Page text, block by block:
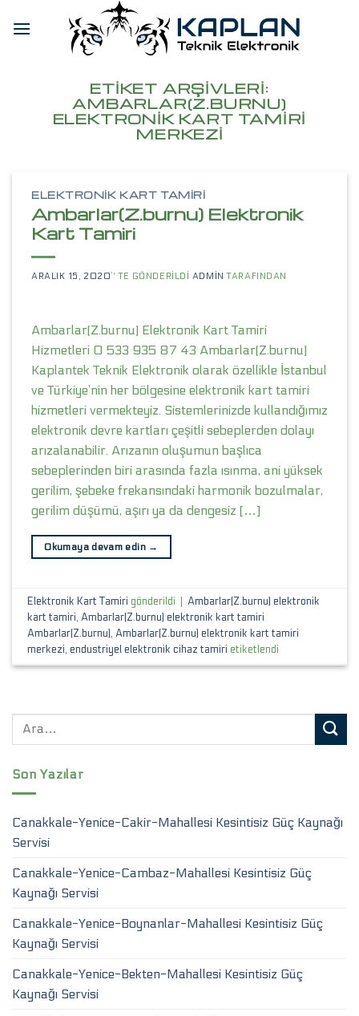
ETIKET ARŞIVLERI:
AMBARLAR(Z.BURNU)
ELEKTRONIK KART TAMIRI
MERKEZI
ELEKTRONIK KART TAMIRI
Ambarlar(Z.burnu) Elektronik
Kart Tamiri
ARALIK 15, 2020’' TE GÖNDERILDI ADMIN TARAFINDAN
Ambarlar(Z.burnu) Elektronik Kart Tamiri
Hizmetleri 0 533 935 87 43 Ambarlar(Z.burnu)
Kaplantek Teknik Elektronik olarak özellikle İstanbul
ve Türkiye’nin her bölgesine elektronik kart tamiri
hizmetleri vermekteyiz. Sistemlerinizde kullandığımız
elektronik devre kartları çeşitli sebeplerden dolayı
arızalanabilir. Arızanın oluşumun başlıca
sebeplerinden biri arasında fazla ısınma, ani yüksek
gerilim, şebeke frekansındaki harmonik bozulmalar,
gerilim düşümü, aşırı ya da dengesiz […]
Okumaya devam edin →
Elektronik Kart Tamiri gönderildi
Ambarlar(Z.burnu) elektronik
kart tamiri,Ambarlar(Z.burnu) elektronik kart tamiri
Ambarlar(Z.burnu),Ambarlar(Z.burnu) elektronik kart tamiri
merkezi,endustriyel elektronik cihaz tamiri etiketlendi
Son Yazılar
Canakkale-Yenice-Cakir-Mahallesi Kesintisiz Güç Kaynağı
Servisi
Canakkale-Yenice-Cambaz-Mahallesi Kesintisiz Güç
Kaynağı Servisi
Canakkale-Yenice-Boynanlar-Mahallesi Kesintisiz Güç
Kaynağı Servisi
Canakkale-Yenice-Bekten-Mahallesi Kesintisiz Güç
Kaynağı Servisi